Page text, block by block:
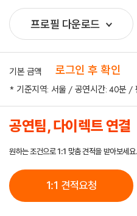
프로필 다운로드
기본 금액 로그인 후 확인
* 기준지역: 서울 / 공연시간: 40분 /
공연팀, 다이렉트 연결
원하는 조건으로 1:1 맞춤 견적을 받아보세요.
1:1 견적요청